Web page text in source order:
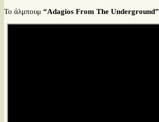
Το άλμπουμ “Adagios From The Underground”